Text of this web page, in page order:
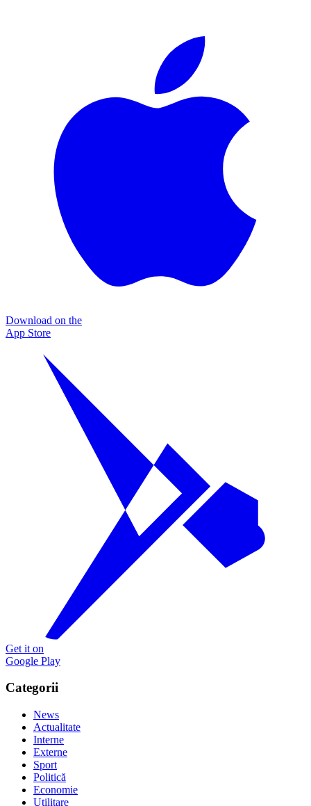
Download on the
App Store
Get it on
Google Play
Categorii
News
Actualitate
Interne
Externe
Sport
Politică
Economie
Utilitare